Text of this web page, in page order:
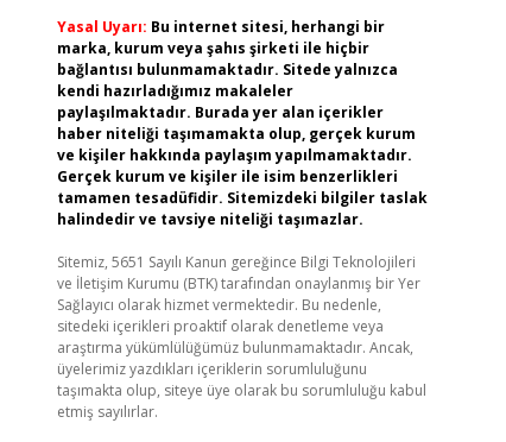
Yasal Uyarı: Bu internet sitesi, herhangi bir
marka, kurum veya şahıs şirketi ile hiçbir
bağlantısı bulunmamaktadır. Sitede yalnızca
kendi hazırladığımız makaleler
paylaşılmaktadır. Burada yer alan içerikler
haber niteliği taşımamakta olup, gerçek kurum
ve kişiler hakkında paylaşım yapılmamaktadır.
Gerçek kurum ve kişiler ile isim benzerlikleri
tamamen tesadüfidir. Sitemizdeki bilgiler taslak
halindedir ve tavsiye niteliği taşımazlar.
Sitemiz, 5651 Sayılı Kanun gereğince Bilgi Teknolojileri
ve İletişim Kurumu (BTK) tarafından onaylanmış bir Yer
Sağlayıcı olarak hizmet vermektedir. Bu nedenle,
sitedeki içerikleri proaktif olarak denetleme veya
araştırma yükümlülüğümüz bulunmamaktadır. Ancak,
üyelerimiz yazdıkları içeriklerin sorumluluğunu
taşımakta olup, siteye üye olarak bu sorumluluğu kabul
etmiş sayılırlar.